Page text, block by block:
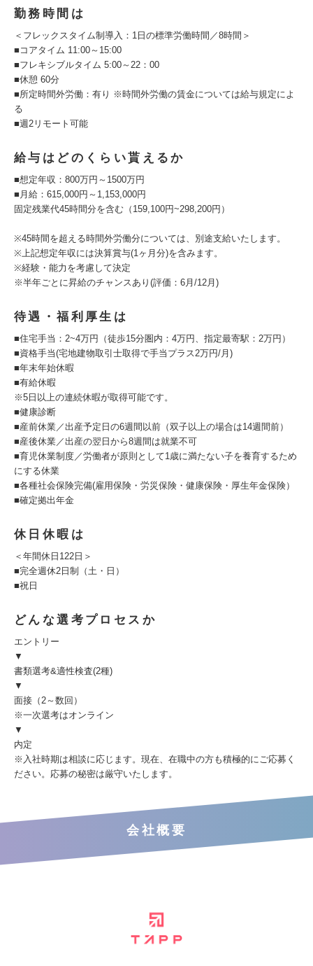
勤務時間は
＜フレックスタイム制導入：1日の標準労働時間／8時間＞
■コアタイム 11:00～15:00
■フレキシブルタイム 5:00～22：00
■休憩 60分
■所定時間外労働：有り ※時間外労働の賃金については給与規定によ
る
■週2リモート可能
給与はどのくらい貰えるか
■想定年収：800万円～1500万円
■月給：615,000円～1,153,000円
固定残業代45時間分を含む（159,100円~298,200円）
※45時間を超える時間外労働分については、別途支給いたします。
※上記想定年収には決算賞与(1ヶ月分)を含みます。
※経験・能力を考慮して決定
※半年ごとに昇給のチャンスあり(評価：6月/12月)
待遇・福利厚生は
■住宅手当：2~4万円（徒歩15分圏内：4万円、指定最寄駅：2万円）
■資格手当(宅地建物取引士取得で手当プラス2万円/月)
■年末年始休暇
■有給休暇
※5日以上の連続休暇が取得可能です。
■健康診断
■産前休業／出産予定日の6週間以前（双子以上の場合は14週間前）
■産後休業／出産の翌日から8週間は就業不可
■育児休業制度／労働者が原則として1歳に満たない子を養育するため
にする休業
■各種社会保険完備(雇用保険・労災保険・健康保険・厚生年金保険）
■確定拠出年金
休日休暇は
＜年間休日122日＞
■完全週休2日制（土・日）
■祝日
どんな選考プロセスか
エントリー
▼
書類選考&適性検査(2種)
▼
面接（2～数回）
※一次選考はオンライン
▼
内定
※入社時期は相談に応じます。現在、在職中の方も積極的にご応募く
ださい。応募の秘密は厳守いたします。
会社概要